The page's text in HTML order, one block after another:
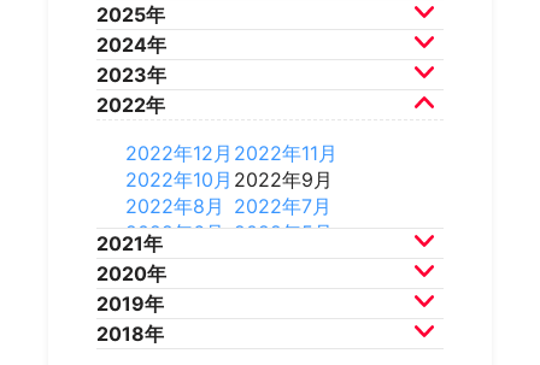
2026年7月 2026年6月
2026年5月 2026年4月
2026年3月 2026年2月
2025年
2025年12月2025年11月
2025年10月2025年9月
2025年8月 2025年7月
2025年6月 2025年5月
2025年4月 2025年3月
2025年2月 2025年1月
2024年
2024年12月2024年11月
2024年10月2024年9月
2024年8月 2024年7月
2024年6月 2024年5月
2024年4月 2024年3月
2024年2月 2024年1月
2023年
2023年12月2023年11月
2023年10月 2023年9月
2023年8月 2023年7月
2023年6月 2023年5月
2023年4月 2023年3月
2023年2月 2023年1月
2022年
2022年12月 2022年11月
2022年10月 2022年9月
2022年8月 2022年7月
2022年6月 2022年5月
2022年4月 2022年3月
2022年2月 2022年1月
2021年
2021年12月2021年11月
2021年10月2021年9月
2021年8月 2021年7月
2020年
2020年12月2020年11月
2020年10月2020年9月
2019年
2019年12月2019年11月
2018年